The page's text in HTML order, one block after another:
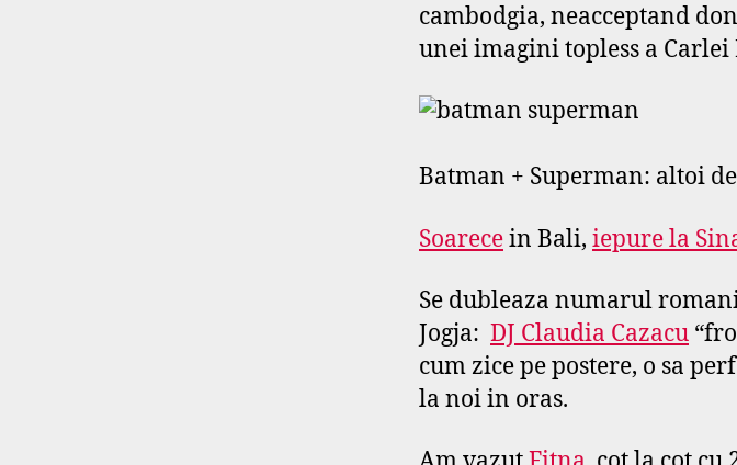
cambodgia, neacceptand
unei imagini topless a
Batman + Superman: altoi
Soarecein Bali, iepure la
Se dubleaza numarul
Jogja: DJ Claudia Cazacu
cum zice pe postere, o sa
la noi in oras.